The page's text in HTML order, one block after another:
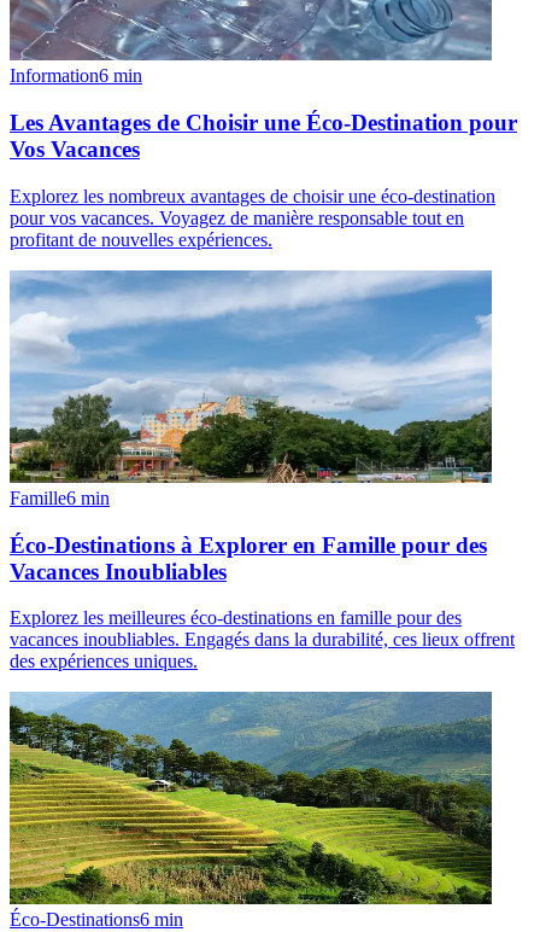
Information6 min
Les Avantages de Choisir une Éco-Destination pour
Vos Vacances
Explorez les nombreux avantages de choisir une éco-destination
pour vos vacances. Voyagez de manière responsable tout en
profitant de nouvelles expériences.
Famille6 min
Éco-Destinations à Explorer en Famille pour des
Vacances Inoubliables
Explorez les meilleures éco-destinations en famille pour des
vacances inoubliables. Engagés dans la durabilité, ces lieux offrent
des expériences uniques.
Éco-Destinations6 min